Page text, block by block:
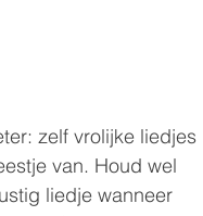
zelf vrolijke liedjes
van. Houd wel
liedje wanneer